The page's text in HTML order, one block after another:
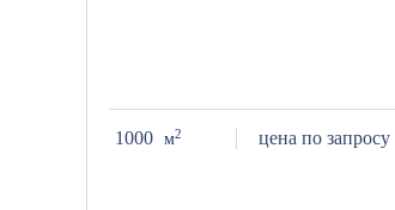
цена по запросу
1000 м2